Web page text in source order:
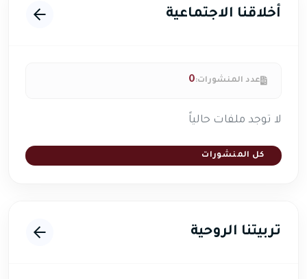
أخلاقنا الاجتماعية
عدد المنشورات:0
لا توجد ملفات حالياً
كل المنشورات
تربيتنا الروحية